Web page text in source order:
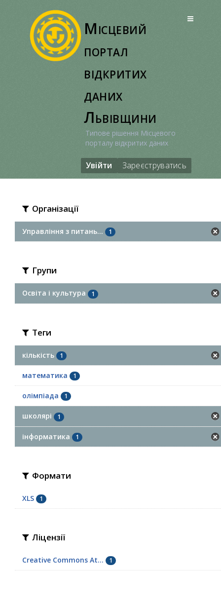
Місцевий
портал
відкритих
даних
Львівщини
Типове рішення Місцевого
порталу відкритих даних
Увійти Зареєструватись
Організації
Управління з питань... 1
Групи
Освіта і культура 1
Теги
кількість 1
математика 1
олімпіада 1
школярі 1
інформатика 1
Формати
XLS 1
Ліцензії
Creative Commons At... 1